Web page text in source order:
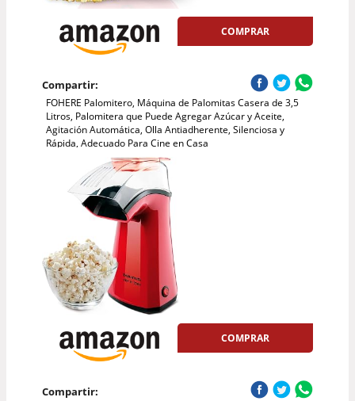
COMPRAR
Compartir:
FOHERE Palomitero, Máquina de Palomitas Casera de 3,5
Litros, Palomitera que Puede Agregar Azúcar y Aceite,
Agitación Automática, Olla Antiadherente, Silenciosa y
Rápida, Adecuado Para Cine en Casa
COMPRAR
Compartir: